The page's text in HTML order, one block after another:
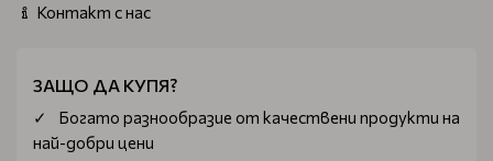
Контакт с нас
ЗАЩО ДА КУПЯ?
Богатo разнообразие от качествени продукти на
най-добри цени